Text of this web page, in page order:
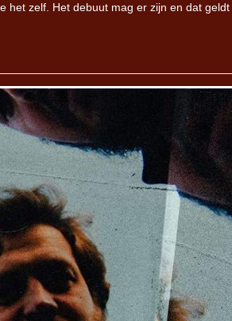
het zelf. Het debuut mag er zijn en dat geldt